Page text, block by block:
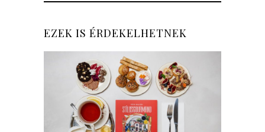
EZEK IS ÉRDEKELHETNEK